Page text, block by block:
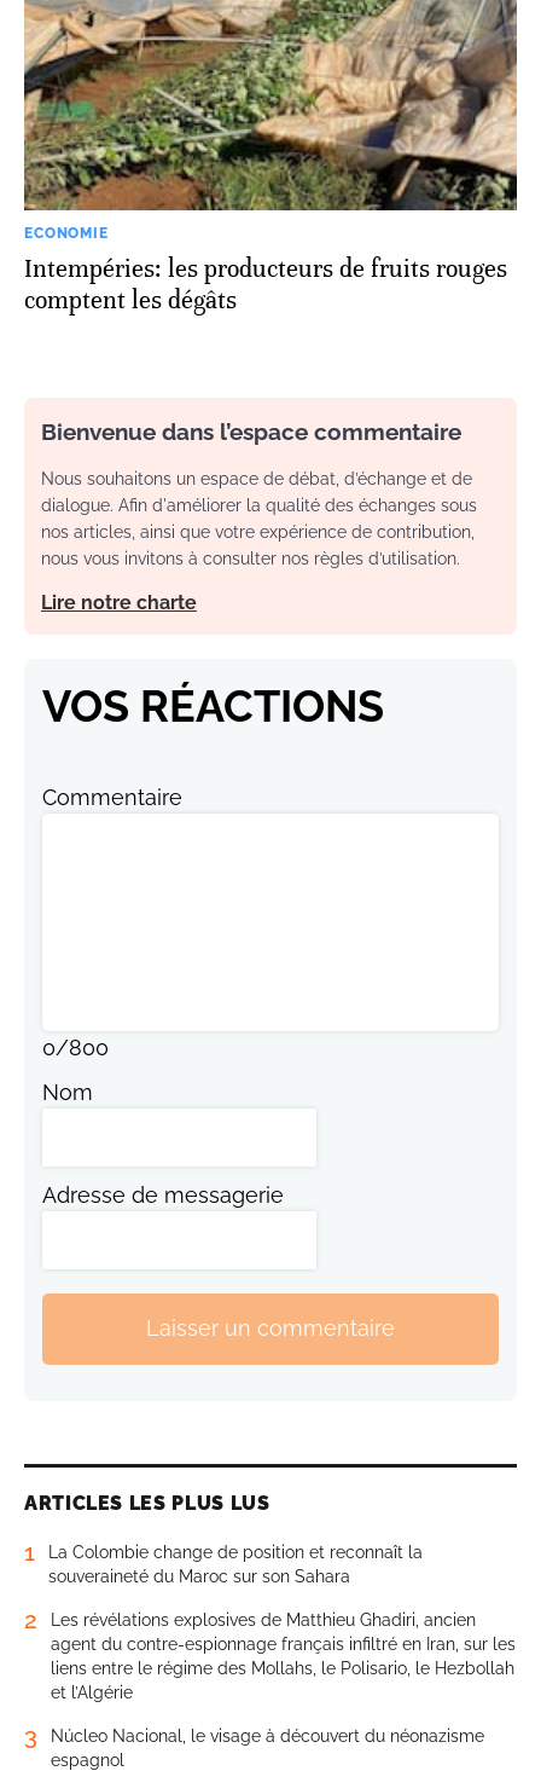
ECONOMIE
Intempéries: les producteurs de fruits rouges
comptent les dégâts
Bienvenue dans l’espace commentaire
Nous souhaitons un espace de débat, d’échange et de
dialogue. Afin d'améliorer la qualité des échanges sous
nos articles, ainsi que votre expérience de contribution,
nous vous invitons à consulter nos règles d’utilisation.
Lire notre charte
VOS RÉACTIONS
Commentaire
0/800
Nom
Adresse de messagerie
Laisser un commentaire
ARTICLES LES PLUS LUS
1
La Colombie change de position et reconnaît la
souveraineté du Maroc sur son Sahara
2
Les révélations explosives de Matthieu Ghadiri, ancien
agent du contre-espionnage français infiltré en Iran, sur les
liens entre le régime des Mollahs, le Polisario, le Hezbollah
et l’Algérie
3
Núcleo Nacional, le visage à découvert du néonazisme
espagnol